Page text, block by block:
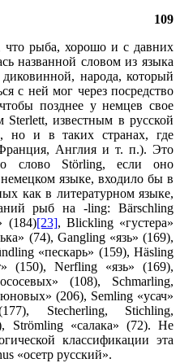
109
что рыба, хорошо и с давних
названной словом из языка
народа, который
с ней мог через посредство
позднее у немцев свое
известным в русской
но и в таких странах, где
Англия и т. п.). Это
слово Störling, если оно
языке, входило бы в
как в литературном языке,
рыб на -ling: Bärschling
(184)[23], Blickling «густера»
(74), Gangling «язь» (169),
«пескарь» (159), Häsling
(150), Nerfling «язь» (169),
(108), Schmarling,
(206), Semling «усач»
Stecherling, Stichling,
Strömling «салака» (72). Не
классификации эта
«осетр русский».